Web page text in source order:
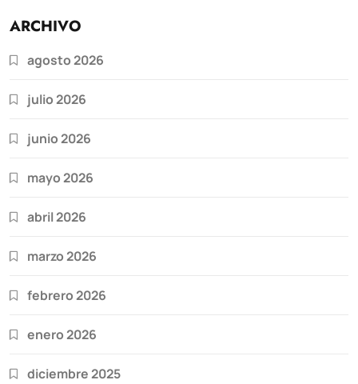
ARCHIVO
agosto 2026
julio 2026
junio 2026
mayo 2026
abril 2026
marzo 2026
febrero 2026
enero 2026
diciembre 2025